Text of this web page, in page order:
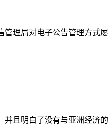
管理局对电子公告管理方式
且明白了没有与亚洲经济